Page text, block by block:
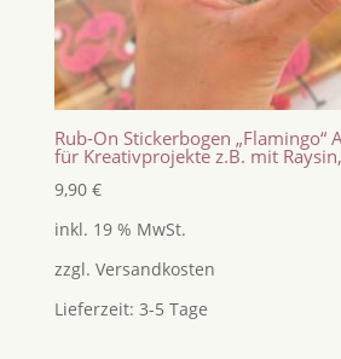
Rub-On Stickerbogen „Flamingo“
für Kreativprojekte z.B. mit
9,90 €
inkl. 19 % MwSt.
zzgl. Versandkosten
Lieferzeit: 3-5 Tage